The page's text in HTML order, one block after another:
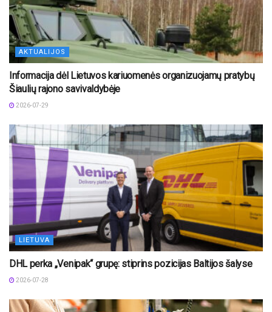
AKTUALIJOS
Informacija dėl Lietuvos kariuomenės organizuojamų pratybų
Šiaulių rajono savivaldybėje
2026-07-29
LIETUVA
DHL perka „Venipak“ grupę: stiprins pozicijas Baltijos šalyse
2026-07-28